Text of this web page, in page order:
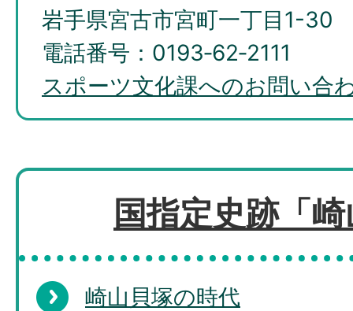
岩手県宮古市宮町一丁目1-30
電話番号：0193‐62‐2111
スポーツ文化課へのお問い合
国指定史跡「
崎山貝塚の時代